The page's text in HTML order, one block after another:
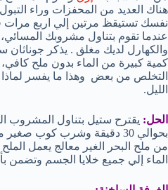
هناك العديد من المحفزات وراء
نفسك تستيقظ مرتين إلي اربع مرات
عندما تقوم بتناول مشروبك
والكهارل لديك مغلق . يذكر جوناثان
كمية كبيرة من الماء بدون ملح
التخلص من بعض وهذا ما يفسر
الليل.
الحل: يقترح ستيل بتناول المشروب
بحوالي 30 دقيقة وشرب كوب
من ملح البحر الغير معالج يعمل
الماء إلي جميع خلايا الجسم